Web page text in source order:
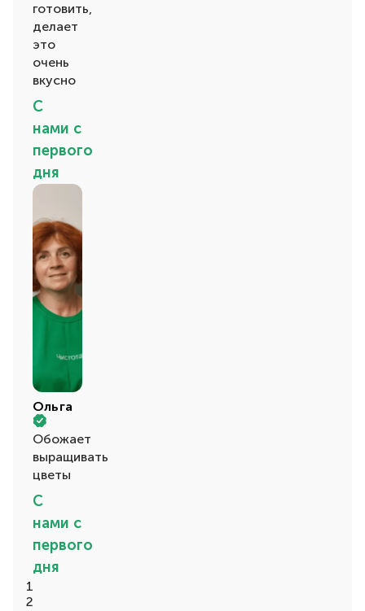
готовить,
делает
это
очень
вкусно
С
нами с
первого
дня
Ольга
Обожает
выращивать
цветы
С
нами с
первого
дня
1
2